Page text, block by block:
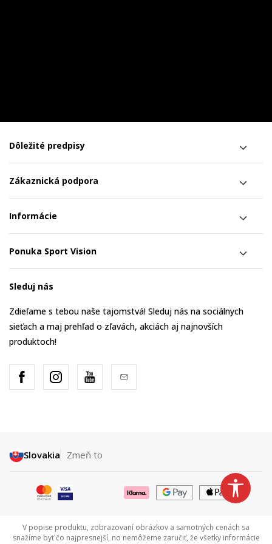
Dôležité predpisy
Zákaznická podpora
Informácie
Ponuka Sport Vision
Sleduj nás
Zdieľame s tebou naše tajomstvá! Sleduj nás na sociálnych
sieťach a maj prehľad o zľavách, akciách aj najnovších
produktoch!
Slovakia Zmeň to
V popise produktu, zobrazovaní obrázkov a samotných cenách sa
snažíme byť čo najpresnejší, no nemôžeme zaručiť, že všetky informácie